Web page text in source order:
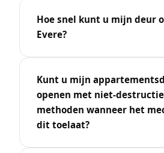
Hoe snel kunt u mijn deur
Evere?
Kunt u mijn
openen met niet-
methoden wanneer het
dit toelaat?